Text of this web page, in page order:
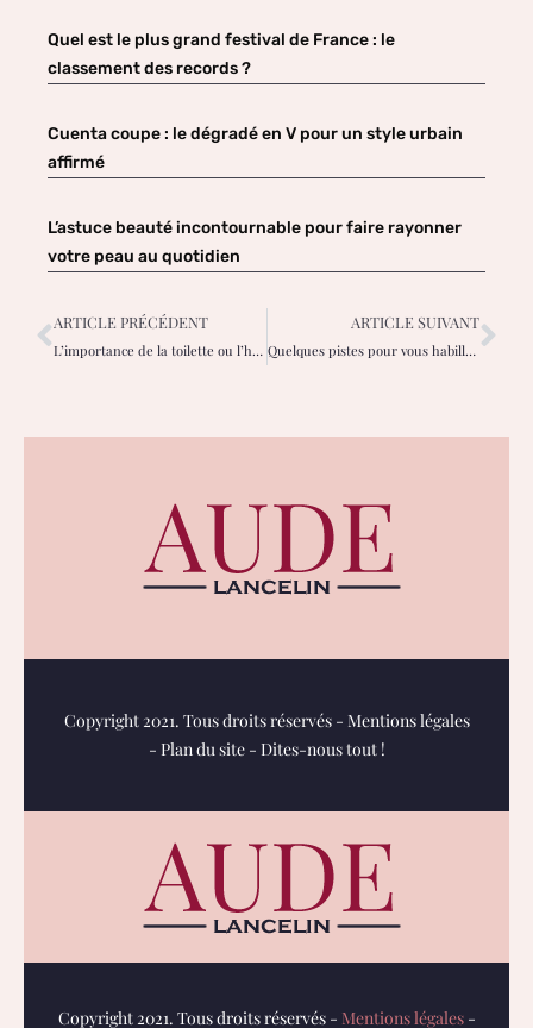
Quel est le plus grand festival de France : le
classement des records ?
Cuenta coupe : le dégradé en V pour un style urbain
affirmé
L’astuce beauté incontournable pour faire rayonner
votre peau au quotidien
ARTICLE PRÉCÉDENT
L’importance de la toilette ou l’hygiène intime chez la femme
ARTICLE SUIVANT
Quelques pistes pour vous habiller à la mode japonaise
Copyright 2021. Tous droits réservés - Mentions légales
- Plan du site- Dites-nous tout !
Copyright 2021. Tous droits réservés - Mentions légales-